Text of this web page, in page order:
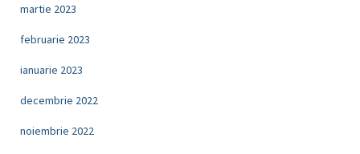
martie 2023
februarie 2023
ianuarie 2023
decembrie 2022
noiembrie 2022